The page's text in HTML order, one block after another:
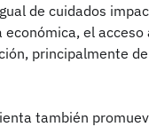
de cuidados
económica, el acceso
principalmente
también